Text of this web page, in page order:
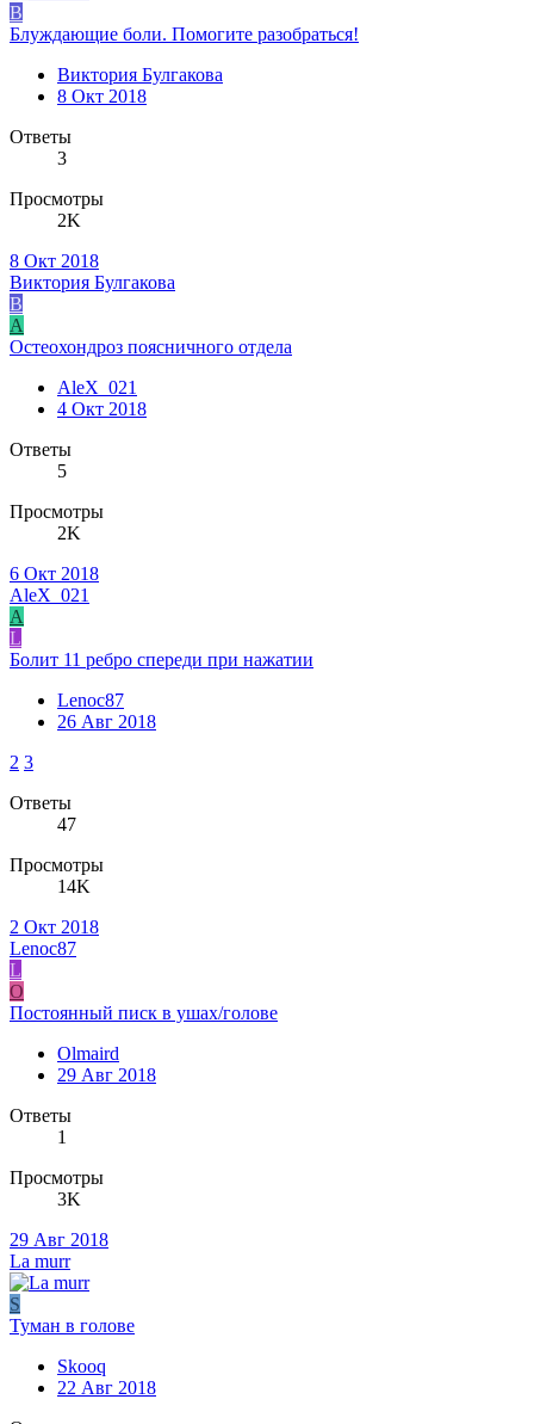
В
Блуждающие боли. Помогите разобраться!
Виктория Булгакова
8 Окт 2018
Ответы
3
Просмотры
2K
8 Окт 2018
Виктория Булгакова
В
A
Остеохондроз поясничного отдела
AleX_021
4 Окт 2018
Ответы
5
Просмотры
2K
6 Окт 2018
AleX_021
A
L
Болит 11 ребро спереди при нажатии
Lenoc87
26 Авг 2018
2 3
Ответы
47
Просмотры
14K
2 Окт 2018
Lenoc87
L
O
Постоянный писк в ушах/голове
Olmaird
29 Авг 2018
Ответы
1
Просмотры
3K
29 Авг 2018
La murr
S
Туман в голове
Skooq
22 Авг 2018